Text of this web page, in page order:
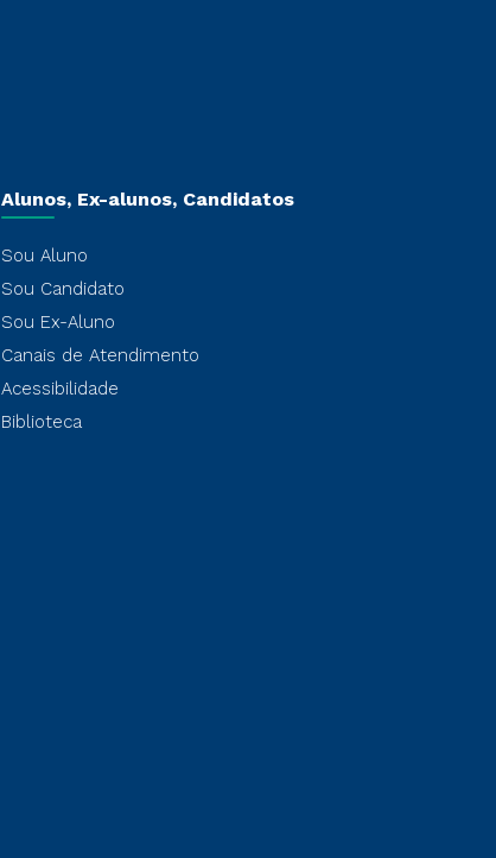
Alunos, Ex-alunos, Candidatos
Sou Aluno
Sou Candidato
Sou Ex-Aluno
Canais de Atendimento
Acessibilidade
Biblioteca